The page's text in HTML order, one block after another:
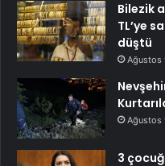
Bilezik
TL’ye
düştü
Ağustos
Ağustos
3